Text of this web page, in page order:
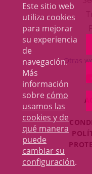
Este sitio web
utiliza cookies
para mejorar
su experiencia
de
navegación.
Más
información
sobre cómo
usamos las
cookies y de
qué manera
puede
cambiar su
configuración.
Otras